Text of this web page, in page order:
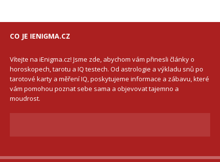
CO JE IENIGMA.CZ
Vítejte na iEnigma.cz! Jsme zde, abychom vám přinesli články o
horoskopech, tarotu a IQ testech. Od astrologie a výkladu snů po
tarotové karty a měření IQ, poskytujeme informace a zábavu, které
vám pomohou poznat sebe sama a objevovat tajemno a
moudrost.